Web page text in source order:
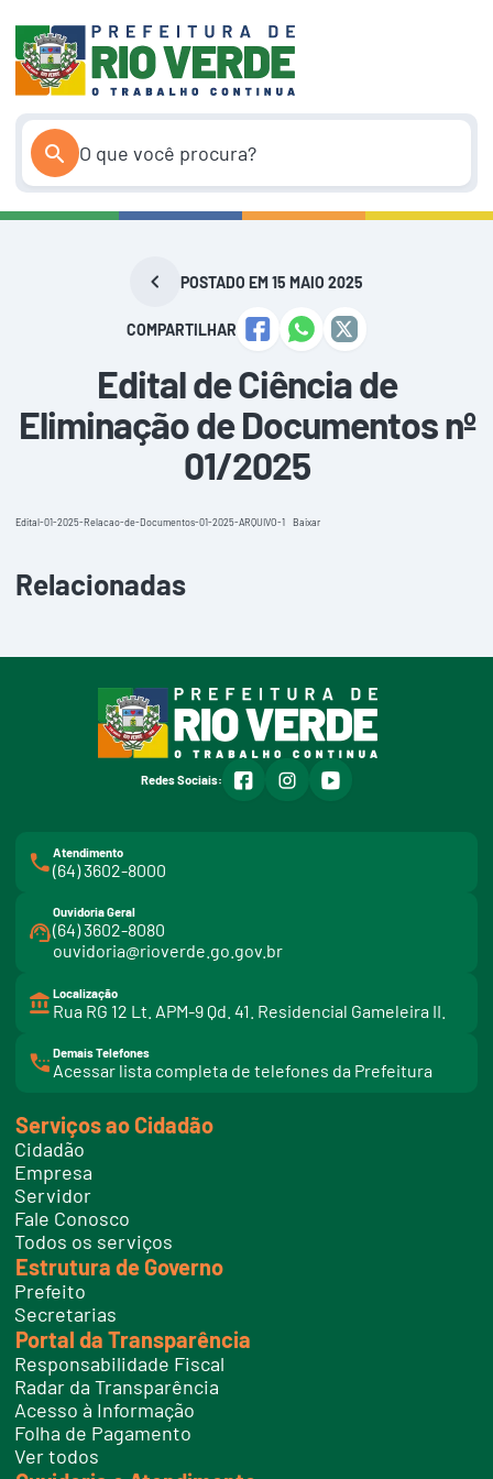
conteúdo
POSTADO EM 15 MAIO 2025
COMPARTILHAR
Edital de Ciência de
Eliminação de Documentos nº
01/2025
Edital-01-2025-Relacao-de-Documentos-01-2025-ARQUIVO-1 Baixar
Relacionadas
Redes Sociais: facebookinstagramyoutube
Atendimento
(64) 3602-8000
Ouvidoria Geral
(64) 3602-8080
ouvidoria@rioverde.go.gov.br
Localização
Rua RG 12 Lt. APM-9 Qd. 41. Residencial Gameleira II.
Demais Telefones
Acessar lista completa de telefones da Prefeitura
i
t
e
l
f
o
e
s
Serviços ao Cidadão
Cidadão
Empresa
Servidor
Fale Conosco
Todos os serviços
Estrutura de Governo
Prefeito
Secretarias
Portal da Transparência
Responsabilidade Fiscal
Radar da Transparência
Acesso à Informação
Folha de Pagamento
Ver todos